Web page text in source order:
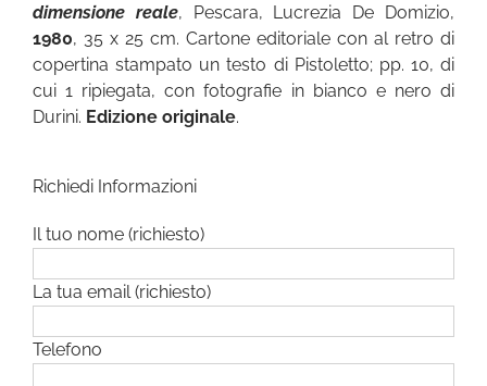
dimensione reale, Pescara, Lucrezia De Domizio,
1980, 35 x 25 cm. Cartone editoriale con al retro di
copertina stampato un testo di Pistoletto; pp. 10, di
cui 1 ripiegata, con fotografie in bianco e nero di
Durini. Edizione originale.
Richiedi Informazioni
Il tuo nome (richiesto)
La tua email (richiesto)
Telefono